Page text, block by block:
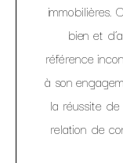
immobilières.
bien et
référence
à son
la réussite
relation de